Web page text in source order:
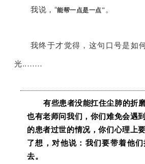
我说，“能帮一点是一点”。
我终于才觉得，这句口号是如
光..……
有些患者没能扛住尘肺的折
也有老师问我们，你们难免会遇
的患者过世的情况，你们心理上
了想，对他说：我们要带着他
去。